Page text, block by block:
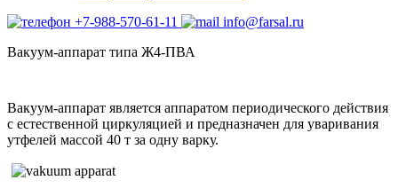
+7-988-570-61-11
info@farsal.ru
Вакуум-аппарат типа Ж4-ПВА
Вакуум-аппарат является аппаратом периодического действия
с естественной циркуляцией и предназначен для уваривания
утфелей массой 40 т за одну варку.